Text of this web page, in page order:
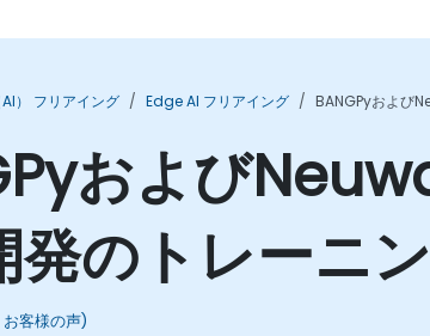
） フリアイング Edge AI フリアイング BANGPyおよび
および
発のトレーニ
お客様の声)